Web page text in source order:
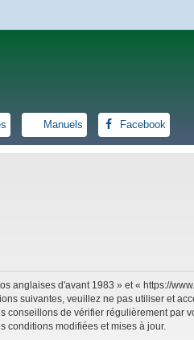
Manuels Facebook
d'avant 1983 » et « https://
suivantes, veuillez ne pas utiliser et
de vérifier régulièrement par
conditions modifiées et mises à jour.